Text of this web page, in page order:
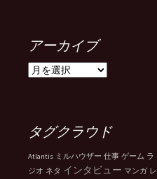
アーカイブ
ア
ブ
タグクラウド
Atlantis ミルハウザー 仕事 ゲーム ラ
ジオ ネタ インタビュー マンガ レ